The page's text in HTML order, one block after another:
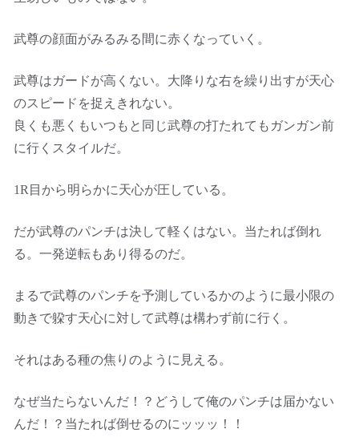
武尊の顔面がみるみる間に赤くなっていく。
武尊はガードが高くない。大降りな右を繰り出すが天心
のスピードを捉えきれない。
良くも悪くもいつもと同じ武尊の打たれてもガンガン前
に行くスタイルだ。
1R目から明らかに天心が圧している。
だが武尊のパンチは決して軽くはない。当たれば倒れ
る。一発逆転もあり得るのだ。
まるで武尊のパンチを予測しているかのように最小限の
動きで躱す天心に対して武尊は構わず前に行く。
それはある種の焦りのように見える。
なぜ当たらないんだ！？どうして俺のパンチは届かない
んだ！？当たれば倒せるのにッッッ！！